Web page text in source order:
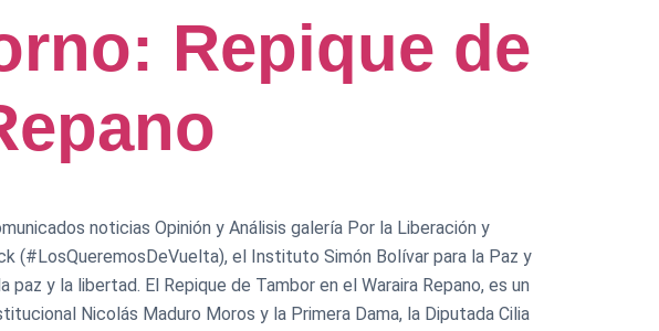
Repique de
noticias Opinión y Análisis galería Por la Liberación y
(#LosQueremosDeVuelta), el Instituto Simón Bolívar para la Paz y
y la libertad. El Repique de Tambor en el Waraira Repano, es un
Nicolás Maduro Moros y la Primera Dama, la Diputada Cilia